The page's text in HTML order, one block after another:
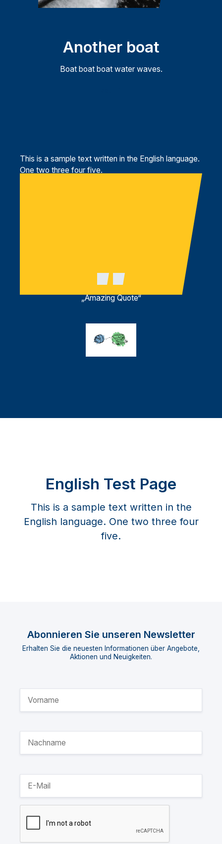
Another boat
Boat boat boat water waves.
This is a sample text written in the English language.
One two three four five.
„Amazing Quote“
English Test Page
This is a sample text written in the
English language. One two three four
five.
Abonnieren Sie unseren Newsletter
Erhalten Sie die neuesten Informationen über Angebote,
Aktionen und Neuigkeiten.